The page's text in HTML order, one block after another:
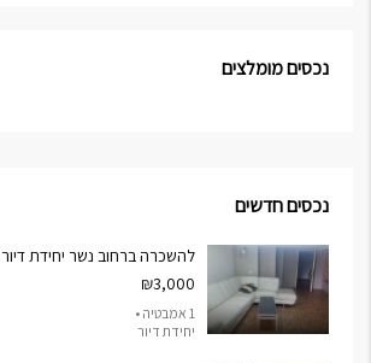
נכסים מומלצים
נכסים חדשים
להשכרה ברחוב נשר יחידת דיור 2 חדרים
₪3,000
1 אמבטיה •
יחידת דיור